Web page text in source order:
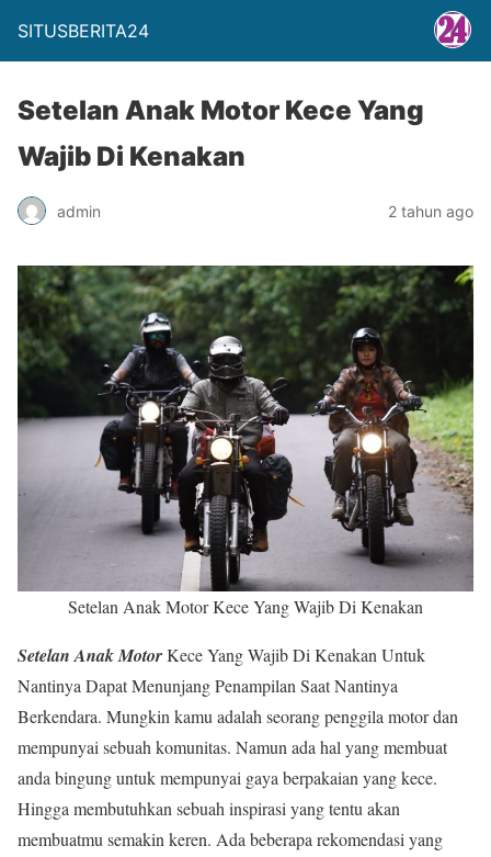
SITUSBERITA24
Setelan Anak Motor Kece Yang
Wajib Di Kenakan
admin 2 tahun ago
Setelan Anak Motor Kece Yang Wajib Di Kenakan
Setelan Anak MotorKece Yang Wajib Di Kenakan Untuk
Nantinya Dapat Menunjang Penampilan Saat Nantinya
Berkendara. Mungkin kamu adalah seorang penggila motor dan
mempunyai sebuah komunitas. Namun ada hal yang membuat
anda bingung untuk mempunyai gaya berpakaian yang kece.
Hingga membutuhkan sebuah inspirasi yang tentu akan
membuatmu semakin keren. Ada beberapa rekomendasi yang